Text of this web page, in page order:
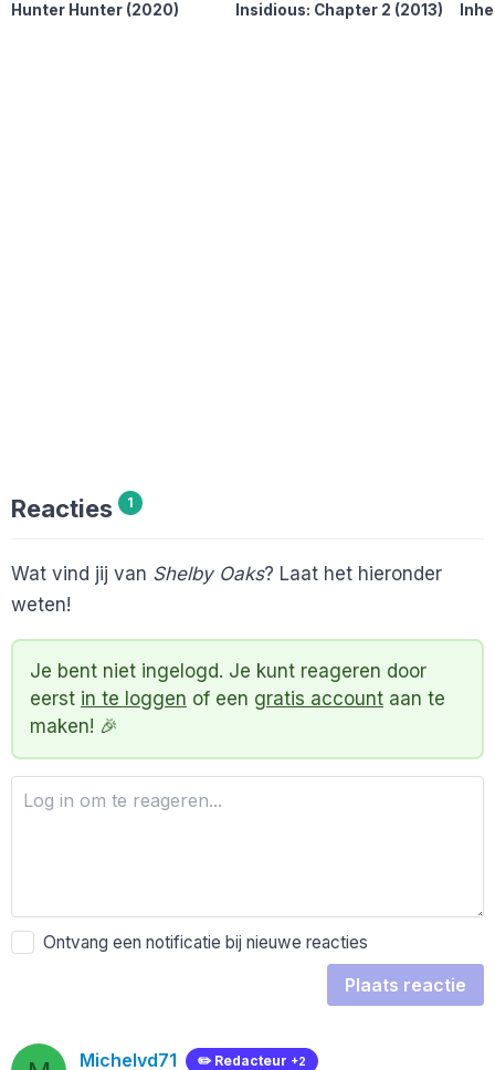
Hunter Hunter (2020) Insidious: Chapter 2 (2013)
Reacties 1
Wat vind jij van Shelby Oaks? Laat het hieronder
weten!
Je bent niet ingelogd. Je kunt reageren door
eerst in te loggen of een gratis account aan te
maken! 🎉
Ontvang een notificatie bij nieuwe reacties
Plaats reactie
Michelvd71 ✏️ Redacteur +2